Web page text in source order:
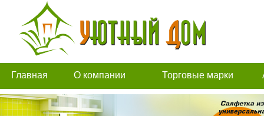
Главная О компании Торговые марки